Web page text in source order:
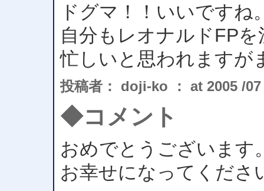
ドグマ！！いいです
自分もレオナルドFP
忙しいと思われますが
投稿者： doji-ko ： at 2005 /
◆コメント
おめでとうございます
お幸せになってくださ